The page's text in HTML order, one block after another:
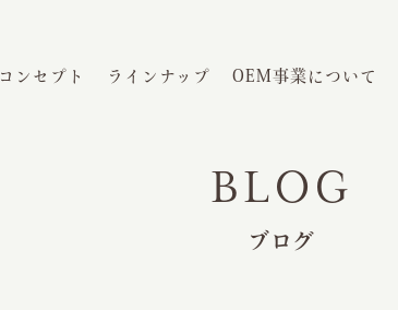
コンセプト ラインナップ OEM事業について
BLOG
ブログ